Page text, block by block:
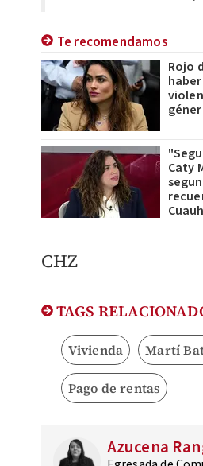
Te recomendamos
Rojo
Caty
CHZ
TAGS
Vivienda Martí
Pago de rentas
Azucena